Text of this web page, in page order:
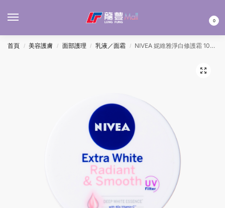
0
首頁 / 美容護膚 / 面部護理 / 乳液／面霜 / NIVEA 妮維雅淨白修護霜 100ML